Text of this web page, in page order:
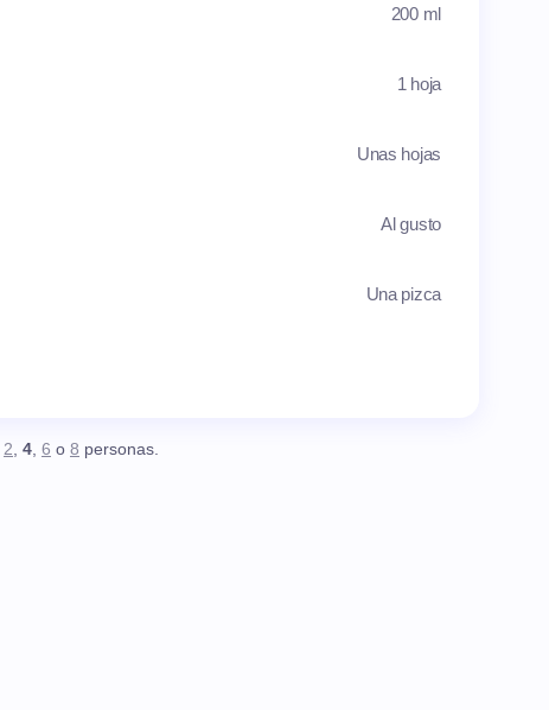
200 ml
1 hoja
Unas hojas
Al gusto
Una pizca
2, 4, 6 o 8 personas.